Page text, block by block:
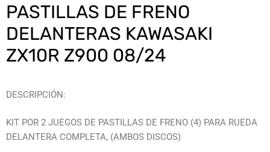
PASTILLAS DE FRENO
DELANTERAS KAWASAKI
ZX10R Z900 08/24
DESCRIPCIÓN:
KIT POR 2 JUEGOS DE PASTILLAS DE FRENO (4) PARA RUEDA
DELANTERA COMPLETA, (AMBOS DISCOS)